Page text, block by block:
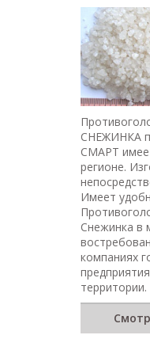
СНЕЖИНКА
СМАРТ
регионе.
Имеет
Снежинка в
компаниях
территории.